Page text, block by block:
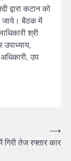
द्वारा कटान को
जाये। बैठक में
श्री
उपाध्याय,
उप
गिरी तेज रफ्तार कार
⟶